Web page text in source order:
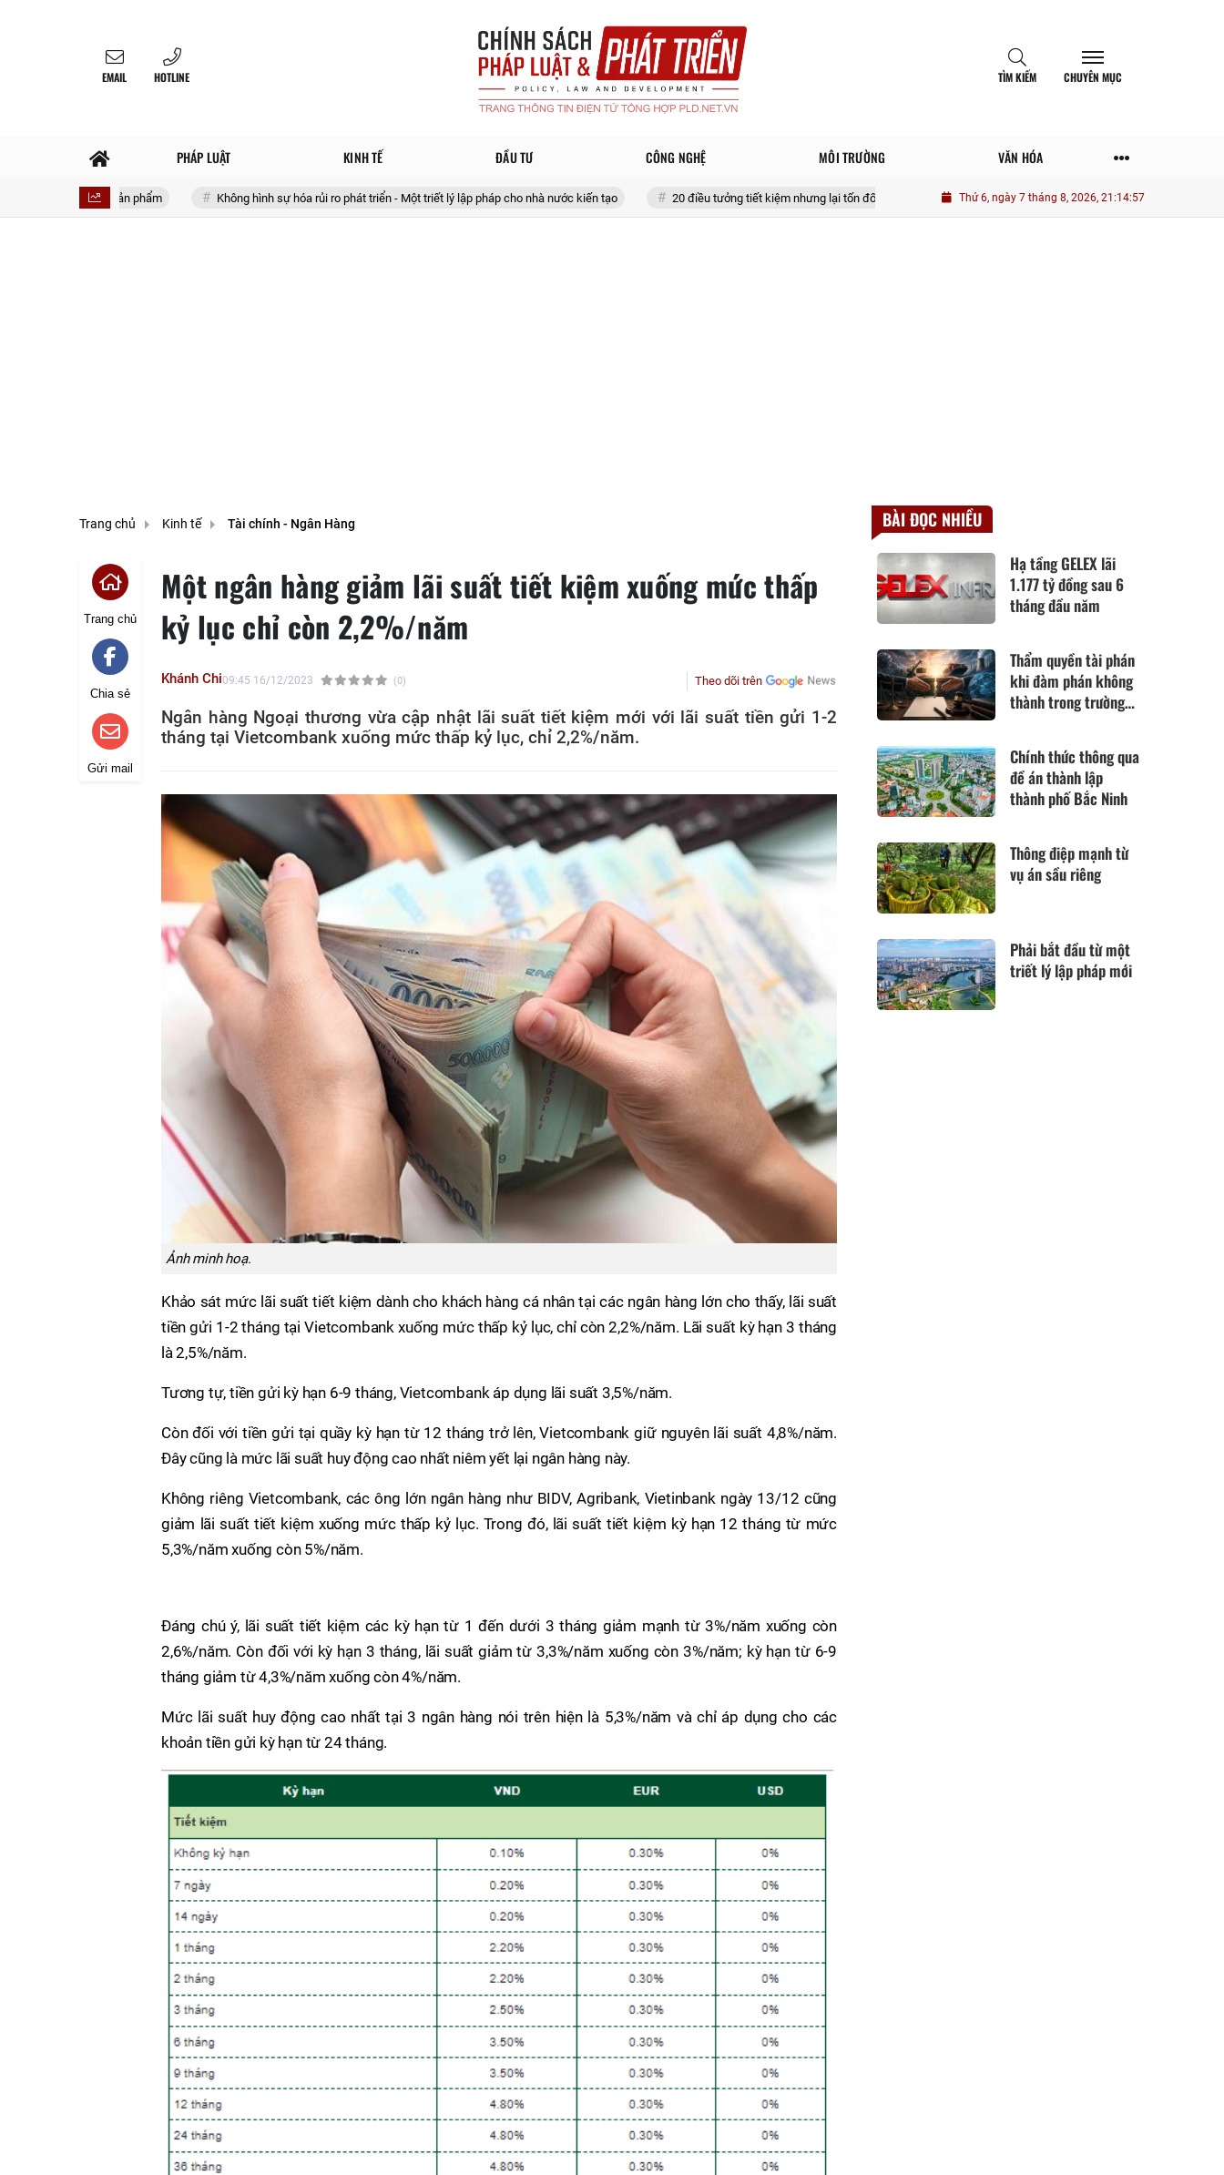
EMAIL HOTLINE TÌM KIẾM CHUYÊN MỤC
PHÁP LUẬT KINH TẾ ĐẦU TƯ CÔNG NGHỆ MÔI TRƯỜNG VĂN HÓA
với 4 sản phẩm Không hình sự hóa rủi ro phát triển - Một triết lý lập pháp cho nhà nước kiến tạo 20 điều tưởng tiết kiệm nhưng lại tốn đống tiền Một số yếu tố tác động nâng cao vai trò thanh niên quân đội
Thứ 6, ngày 7 tháng 8, 2026, 21:14:58
Trang chủ Kinh tế Tài chính - Ngân Hàng
Trang chủ
Chia sẻ
Gửi mail
Một ngân hàng giảm lãi suất tiết kiệm xuống mức thấp
kỷ lục chỉ còn 2,2%/năm
Khánh Chi09:45 16/12/2023 (0) Theo dõi trên
Ngân hàng Ngoại thương vừa cập nhật lãi suất tiết kiệm mới với lãi suất tiền gửi 1-2
tháng tại Vietcombank xuống mức thấp kỷ lục, chỉ 2,2%/năm.
Ảnh minh hoạ.
Khảo sát mức lãi suất tiết kiệm dành cho khách hàng cá nhân tại các ngân hàng lớn cho thấy, lãi suất
tiền gửi 1-2 tháng tại Vietcombank xuống mức thấp kỷ lục, chỉ còn 2,2%/năm. Lãi suất kỳ hạn 3 tháng
là 2,5%/năm.
Tương tự, tiền gửi kỳ hạn 6-9 tháng, Vietcombank áp dụng lãi suất 3,5%/năm.
Còn đối với tiền gửi tại quầy kỳ hạn từ 12 tháng trở lên, Vietcombank giữ nguyên lãi suất 4,8%/năm.
Đây cũng là mức lãi suất huy động cao nhất niêm yết lại ngân hàng này.
Không riêng Vietcombank, các ông lớn ngân hàng như BIDV, Agribank, Vietinbank ngày 13/12 cũng
giảm lãi suất tiết kiệm xuống mức thấp kỷ lục. Trong đó, lãi suất tiết kiệm kỳ hạn 12 tháng từ mức
5,3%/năm xuống còn 5%/năm.
Đáng chú ý, lãi suất tiết kiệm các kỳ hạn từ 1 đến dưới 3 tháng giảm mạnh từ 3%/năm xuống còn
2,6%/năm. Còn đối với kỳ hạn 3 tháng, lãi suất giảm từ 3,3%/năm xuống còn 3%/năm; kỳ hạn từ 6-9
tháng giảm từ 4,3%/năm xuống còn 4%/năm.
Mức lãi suất huy động cao nhất tại 3 ngân hàng nói trên hiện là 5,3%/năm và chỉ áp dụng cho các
khoản tiền gửi kỳ hạn từ 24 tháng.
BÀI ĐỌC NHIỀU
Hạ tầng GELEX lãi
1.177 tỷ đồng sau 6
tháng đầu năm
Thẩm quyền tài phán
khi đàm phán không
thành trong trường
đổi cơ bản theo Điều
420 Bộ luật Dân sự
năm 2015
Chính thức thông qua
đề án thành lập
thành phố Bắc Ninh
Thông điệp mạnh từ
vụ án sầu riêng
Phải bắt đầu từ một
triết lý lập pháp mới